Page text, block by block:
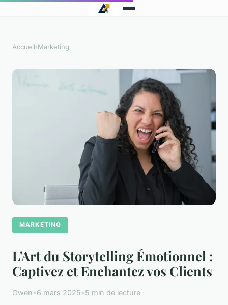
Accueil›Marketing
MARKETING
L'Art du Storytelling Émotionnel :
Captivez et Enchantez vos Clients
Owen•6 mars 2025•5 min de lecture